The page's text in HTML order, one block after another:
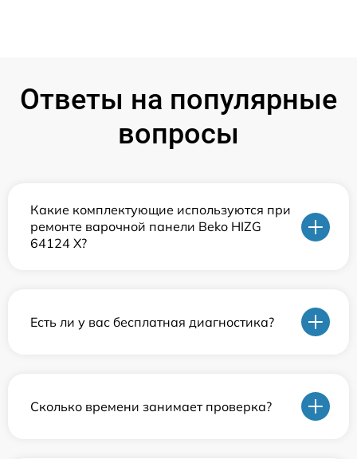
Ответы на популярные
вопросы
Какие комплектующие используются при
ремонте варочной панели Beko HIZG
64124 X?
Есть ли у вас бесплатная диагностика?
Сколько времени занимает проверка?